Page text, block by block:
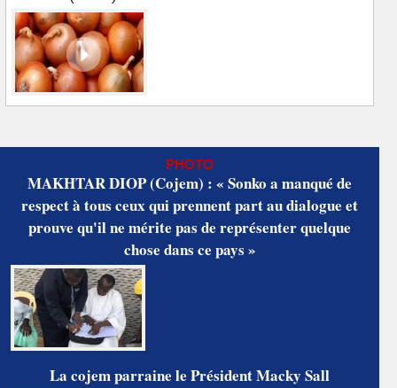
PHOTO
MAKHTAR DIOP (Cojem) : « Sonko a manqué de
respect à tous ceux qui prennent part au dialogue et
prouve qu'il ne mérite pas de représenter quelque
chose dans ce pays »
La cojem parraine le Président Macky Sall